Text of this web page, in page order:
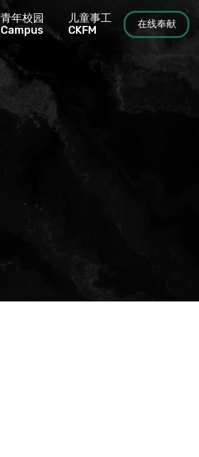
青年校园
Campus
儿童事工
CKFM
在线奉献